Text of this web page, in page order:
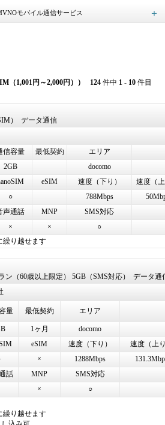
モバイル通信サービス
（1,001円～2,000円）） 124 件中 1 - 10 件目
） データ通信
信容量 最低契約
エリア
2GB
docomo
eSIM 速度（下り）
速度（
○ 788Mbps
声通話 MNP
SMS対応
× ×
○
繰り越せます
ン（60歳以上限定） 5GB（SMS対応） データ通
量 最低契約 エリア
1ヶ月
docomo
eSIM 速度（下り）
速度（上
× 1288Mbps
話 MNP
SMS対応
×
○
繰り越せます